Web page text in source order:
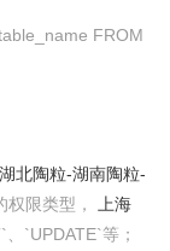
FROM
北陶粒-湖南陶粒-
限类型，
上海
`UPDATE`等；